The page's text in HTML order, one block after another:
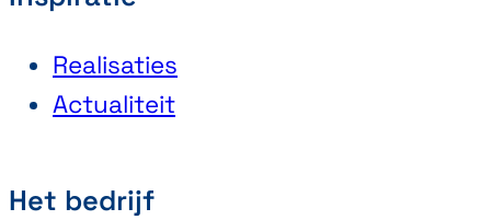
Realisaties
Actualiteit
Het bedrijf